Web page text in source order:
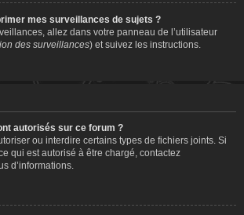
mes surveillances de sujets ?
allez dans votre panneau de l’utilisateur
des surveillances) et suivez les instructions.
autorisés sur ce forum ?
ou interdire certains types de fichiers joints. Si
qui est autorisé à être chargé, contactez
d’informations.